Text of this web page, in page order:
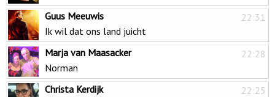
22:31
Guus Meeuwis
Ik wil dat ons land juicht
22:28
Marja van Maasacker
Norman
22:25
Christa Kerdijk